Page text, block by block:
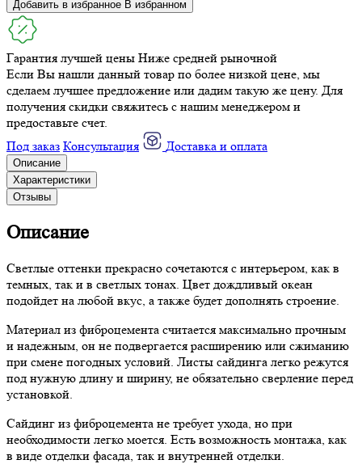
Добавить в избранное В избранном
Гарантия лучшей цены Ниже средней рыночной
Если Вы нашли данный товар по более низкой цене, мы
сделаем лучшее предложение или дадим такую же цену. Для
получения скидки свяжитесь с нашим менеджером и
предоставьте счет.
Под заказ Консультация Доставка и оплата
Описание
Характеристики
Отзывы
Описание
Светлые оттенки прекрасно сочетаются с интерьером, как в
темных, так и в светлых тонах. Цвет дождливый океан
подойдет на любой вкус, а также будет дополнять строение.
Материал из фиброцемента считается максимально прочным
и надежным, он не подвергается расширению или сжиманию
при смене погодных условий. Листы сайдинга легко режутся
под нужную длину и ширину, не обязательно сверление перед
установкой.
Сайдинг из фиброцемента не требует ухода, но при
необходимости легко моется. Есть возможность монтажа, как
в виде отделки фасада, так и внутренней отделки.